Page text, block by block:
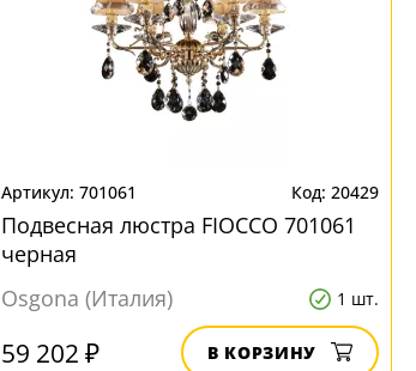
701061 20429
Подвесная люстра FIOCCO 701061
черная
Osgona (Италия)
1 шт.
59 202 ₽ В КОРЗИНУ